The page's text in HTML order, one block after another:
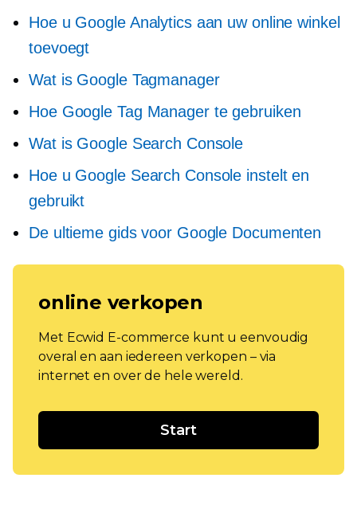
Hoe u Google Analytics aan uw online winkel
toevoegt
Wat is Google Tagmanager
Hoe Google Tag Manager te gebruiken
Wat is Google Search Console
Hoe u Google Search Console instelt en
gebruikt
De ultieme gids voor Google Documenten
online verkopen
Met Ecwid E-commerce kunt u eenvoudig
overal en aan iedereen verkopen – via
internet en over de hele wereld.
Start